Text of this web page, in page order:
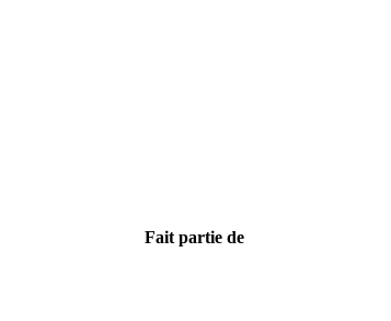
Fait partie de